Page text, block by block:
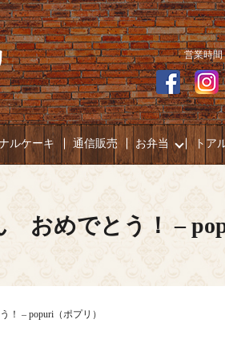
営業時
ルケーキ 通信販売 お弁当 トア
おめでとう！ –
– popuri（ポプリ）